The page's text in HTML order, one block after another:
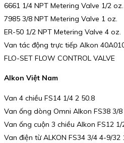
6661 1/4 NPT Metering Valve 1/2 oz.
7985 3/8 NPT Metering Valve 1 oz.
ER-50 1/2 NPT Metering Valve 4 oz.
Van tác động trực tiếp Alkon
FLO-SET FLOW CONTROL VALVE
Alkon Việt Nam
Van 4 chiều FS14 1/4 2 50.8
Van ống dòng Omni Alkon FS38 3/
Van ống cuộn 3 chiều Alkon FS12
Van điện từ ALKON FS34 3/4 4-9/32